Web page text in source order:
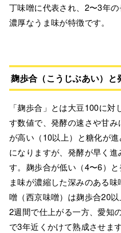
丁味噌に代表され、2〜3年
濃厚なうま味が特徴です。
麹歩合（こうじぶあい）と
「麹歩合」とは大豆100に
す数値で、発酵の速さや甘
が高い（10以上）と糖化が
になりますが、発酵が早く
す。麹歩合が低い（4〜6）
ま味が濃縮した深みのある
噌（西京味噌）は麹歩合20
2週間で仕上がる一方、愛知
で3年近くかけて熟成させます